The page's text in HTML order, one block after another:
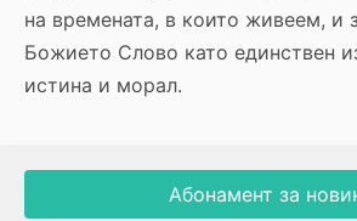
на времената, в които живеем, и
Божието Слово като единствен
истина и морал.
Абонамент за